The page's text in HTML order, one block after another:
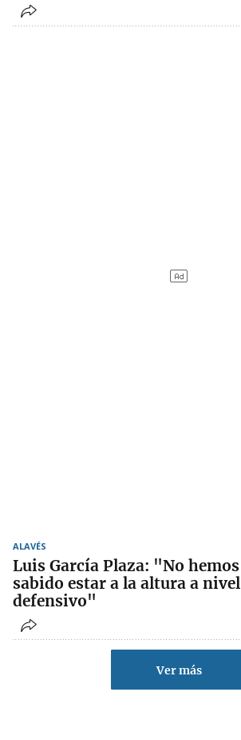
ALAVÉS
Luis García Plaza: "No hemos
sabido estar a la altura a nivel
defensivo"
Ver más